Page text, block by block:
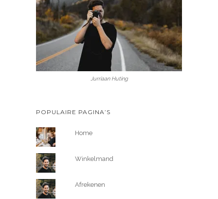
Jurriaan Huting
POPULAIRE PAGINA’S
Home
Winkelmand
Afrekenen